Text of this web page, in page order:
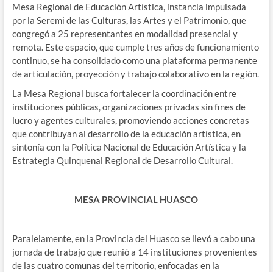
Mesa Regional de Educación Artística, instancia impulsada
por la Seremi de las Culturas, las Artes y el Patrimonio, que
congregó a 25 representantes en modalidad presencial y
remota. Este espacio, que cumple tres años de funcionamiento
continuo, se ha consolidado como una plataforma permanente
de articulación, proyección y trabajo colaborativo en la región.
La Mesa Regional busca fortalecer la coordinación entre
instituciones públicas, organizaciones privadas sin fines de
lucro y agentes culturales, promoviendo acciones concretas
que contribuyan al desarrollo de la educación artística, en
sintonía con la Política Nacional de Educación Artística y la
Estrategia Quinquenal Regional de Desarrollo Cultural.
MESA PROVINCIAL HUASCO
Paralelamente, en la Provincia del Huasco se llevó a cabo una
jornada de trabajo que reunió a 14 instituciones provenientes
de las cuatro comunas del territorio, enfocadas en la